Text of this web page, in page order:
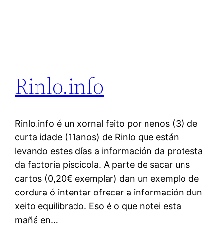
Rinlo.info
Rinlo.info é un xornal feito por nenos (3) de
curta idade (11anos) de Rinlo que están
levando estes días a información da protesta
da factoría piscícola. A parte de sacar uns
cartos (0,20€ exemplar) dan un exemplo de
cordura ó intentar ofrecer a información dun
xeito equilibrado. Eso é o que notei esta
mañá en…